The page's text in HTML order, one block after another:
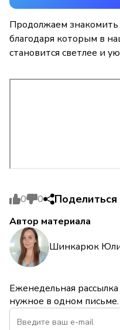
Продолжаем знакомить
благодаря которым в
становится светлее и
0 0 Поделиться
Автор материала
Шинкарюк
Еженедельная
нужное в одном